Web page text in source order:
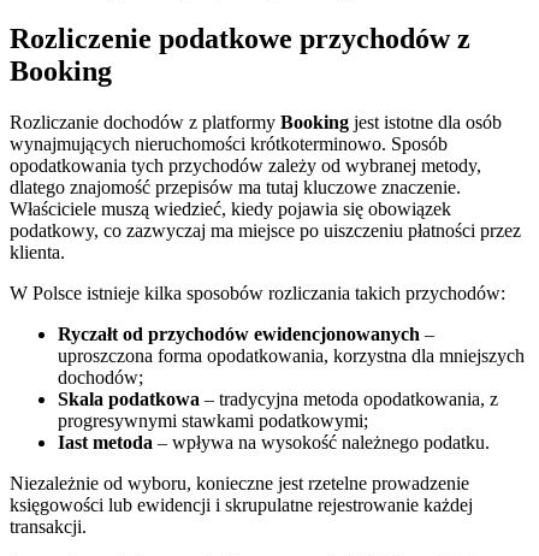
Rozliczenie podatkowe przychodów z
Booking
Rozliczanie dochodów z platformy Booking jest istotne dla osób
wynajmujących nieruchomości krótkoterminowo. Sposób
opodatkowania tych przychodów zależy od wybranej metody,
dlatego znajomość przepisów ma tutaj kluczowe znaczenie.
Właściciele muszą wiedzieć, kiedy pojawia się obowiązek
podatkowy, co zazwyczaj ma miejsce po uiszczeniu płatności przez
klienta.
W Polsce istnieje kilka sposobów rozliczania takich przychodów:
Ryczałt od przychodów ewidencjonowanych –
uproszczona forma opodatkowania, korzystna dla mniejszych
dochodów;
Skala podatkowa – tradycyjna metoda opodatkowania, z
progresywnymi stawkami podatkowymi;
Iast metoda – wpływa na wysokość należnego podatku.
Niezależnie od wyboru, konieczne jest rzetelne prowadzenie
księgowości lub ewidencji i skrupulatne rejestrowanie każdej
transakcji.